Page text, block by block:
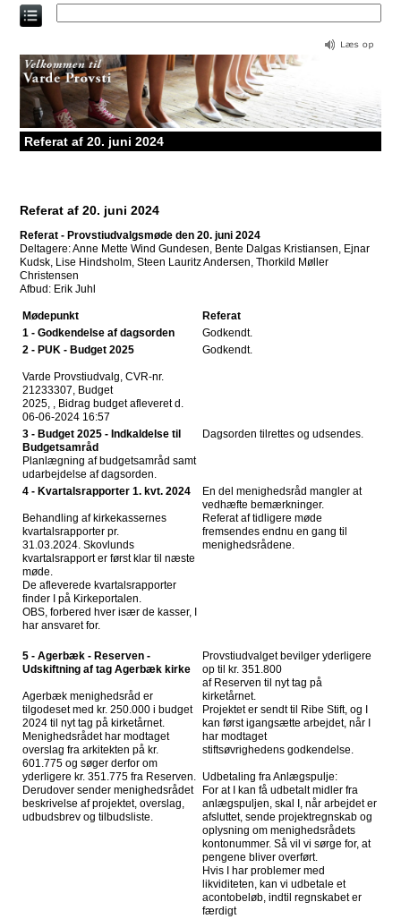
Direkte
til
Referat af 20. juni 2024
Referat af 20. juni 2024
Referat - Provstiudvalgsmøde den 20. juni 2024
Deltagere: Anne Mette Wind Gundesen, Bente Dalgas Kristiansen, Ejnar
Kudsk, Lise Hindsholm, Steen Lauritz Andersen, Thorkild Møller
Christensen
Afbud: Erik Juhl
Mødepunkt
Referat
1 - Godkendelse af dagsorden
Godkendt.
2 - PUK - Budget 2025
Varde Provstiudvalg, CVR-nr.
21233307, Budget
2025, , Bidrag budget afleveret d.
06-06-2024 16:57
Godkendt.
3 - Budget 2025 - Indkaldelse til
Budgetsamråd
Planlægning af budgetsamråd samt
udarbejdelse af dagsorden.
Dagsorden tilrettes og udsendes.
4 - Kvartalsrapporter 1. kvt. 2024
Behandling af kirkekassernes
kvartalsrapporter pr.
31.03.2024. Skovlunds
kvartalsrapport er først klar til næste
møde.
De afleverede kvartalsrapporter
finder I på Kirkeportalen.
OBS, forbered hver især de kasser, I
har ansvaret for.
En del menighedsråd mangler at
vedhæfte bemærkninger.
Referat af tidligere møde
fremsendes endnu en gang til
menighedsrådene.
5 - Agerbæk - Reserven -
Udskiftning af tag Agerbæk kirke
Agerbæk menighedsråd er
tilgodeset med kr. 250.000 i budget
2024 til nyt tag på kirketårnet.
Menighedsrådet har modtaget
overslag fra arkitekten på kr.
601.775 og søger derfor om
yderligere kr. 351.775 fra Reserven.
Derudover sender menighedsrådet
beskrivelse af projektet, overslag,
udbudsbrev og tilbudsliste.
Provstiudvalget bevilger yderligere
op til kr. 351.800
af Reserven til nyt tag på
kirketårnet.
Projektet er sendt til Ribe Stift, og I
kan først igangsætte arbejdet, når I
har modtaget
stiftsøvrighedens godkendelse.
Udbetaling fra Anlægspulje:
For at I kan få udbetalt midler fra
anlægspuljen, skal I, når arbejdet er
afsluttet, sende projektregnskab og
oplysning om menighedsrådets
kontonummer. Så vil vi sørge for, at
pengene bliver overført.
Hvis I har problemer med
likviditeten, kan vi udbetale et
acontobeløb, indtil regnskabet er
færdigt